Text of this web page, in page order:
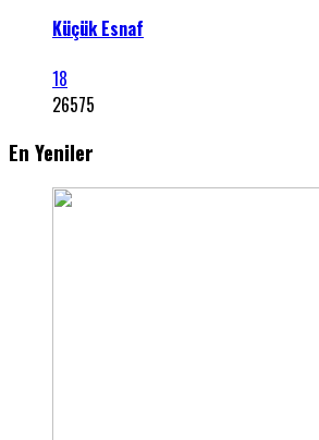
Küçük Esnaf
18
26575
En Yeniler